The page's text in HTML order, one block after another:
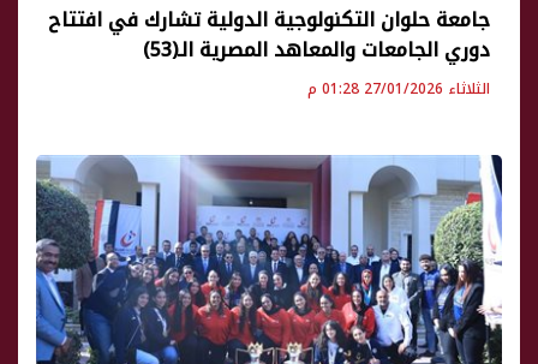
جامعة حلوان التكنولوجية الدولية تشارك في افتتاح
دوري الجامعات والمعاهد المصرية الـ(53)
الثلاثاء 27/01/2026 01:28 م